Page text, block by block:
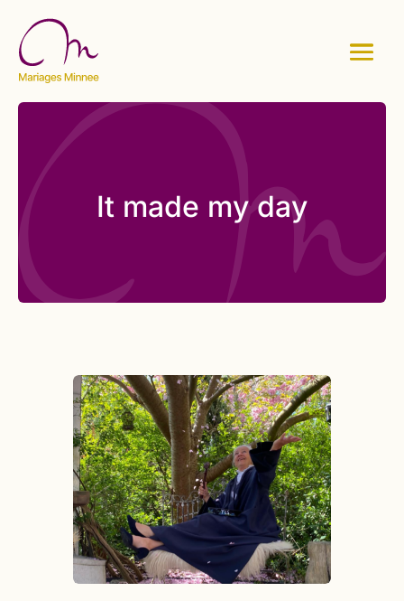
It made my day